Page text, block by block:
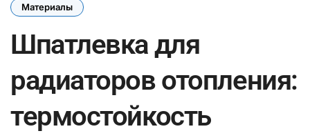
Материалы
Шпатлевка для
радиаторов отопления:
термостойкость